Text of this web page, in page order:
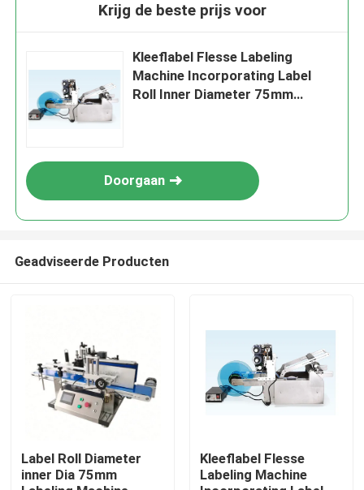
Thuis
Over ons
Krijg de beste prijs voor
Kleeflabel Flesse Labeling
Machine Incorporating Label
Roll Inner Diameter 75mm
Doorgaan
Geadviseerde Producten
Label Roll Diameter
inner Dia 75mm
Kleeflabel Flesse
Labeling Machine